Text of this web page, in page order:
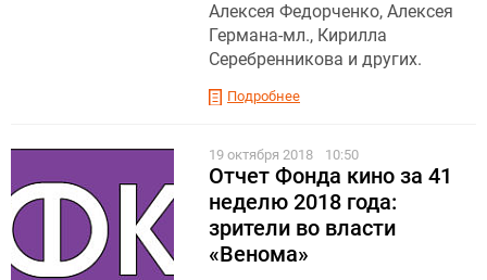
Алексея Федорченко, Алексея
Германа-мл., Кирилла
Серебренникова и других.
Подробнее
19 октября 2018 10:50
Отчет Фонда кино за 41
неделю 2018 года:
зрители во власти
«Венома»